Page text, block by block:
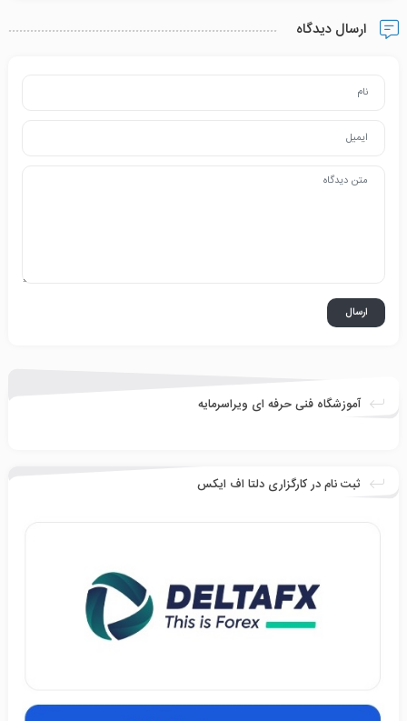
ارسال دیدگاه
آموزشگاه فنی حرفه ای ویراسرمایه
ثبت نام در کارگزاری دلتا اف ایکس